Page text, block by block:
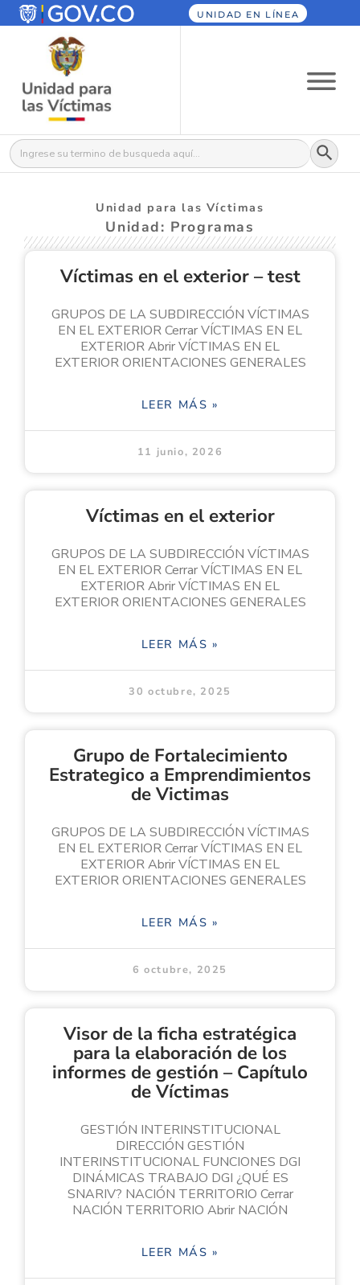
UNIDAD EN LÍNEA
Buscar: Botón
Unidad para las Víctimas
Unidad: Programas
Víctimas en el exterior – test
GRUPOS DE LA SUBDIRECCIÓN VÍCTIMAS
EN EL EXTERIOR Cerrar VÍCTIMAS EN EL
EXTERIOR Abrir VÍCTIMAS EN EL
EXTERIOR ORIENTACIONES GENERALES
LEER MÁS »
11 junio, 2026
Víctimas en el exterior
GRUPOS DE LA SUBDIRECCIÓN VÍCTIMAS
EN EL EXTERIOR Cerrar VÍCTIMAS EN EL
EXTERIOR Abrir VÍCTIMAS EN EL
EXTERIOR ORIENTACIONES GENERALES
LEER MÁS »
30 octubre, 2025
Grupo de Fortalecimiento
Estrategico a Emprendimientos
de Victimas
GRUPOS DE LA SUBDIRECCIÓN VÍCTIMAS
EN EL EXTERIOR Cerrar VÍCTIMAS EN EL
EXTERIOR Abrir VÍCTIMAS EN EL
EXTERIOR ORIENTACIONES GENERALES
LEER MÁS »
6 octubre, 2025
Visor de la ficha estratégica
para la elaboración de los
informes de gestión – Capítulo
de Víctimas
GESTIÓN INTERINSTITUCIONAL
DIRECCIÓN GESTIÓN
INTERINSTITUCIONAL FUNCIONES DGI
DINÁMICAS TRABAJO DGI ¿QUÉ ES
SNARIV? NACIÓN TERRITORIO Cerrar
NACIÓN TERRITORIO Abrir NACIÓN
LEER MÁS »